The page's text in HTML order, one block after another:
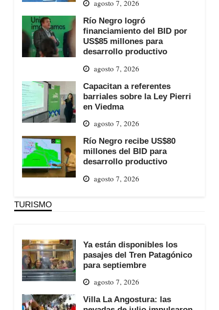
agosto 7, 2026
Río Negro logró
financiamiento del BID por
US$85 millones para
desarrollo productivo
agosto 7, 2026
Capacitan a referentes
barriales sobre la Ley Pierri
en Viedma
agosto 7, 2026
Río Negro recibe US$80
millones del BID para
desarrollo productivo
agosto 7, 2026
TURISMO
Ya están disponibles los
pasajes del Tren Patagónico
para septiembre
agosto 7, 2026
Villa La Angostura: las